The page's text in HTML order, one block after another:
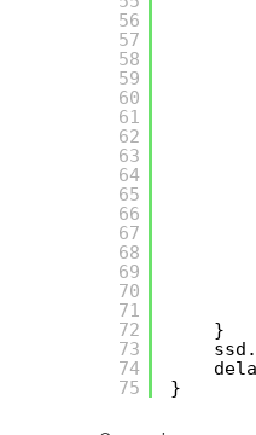
56
57
58
59
60
61
62
63
64
65
66
67
68
69
70
71
72
73
74
75
}
}